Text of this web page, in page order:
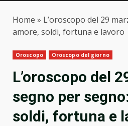
Home » L’oroscopo del 29
amore, soldi, fortuna e lavoro
Oroscopo Oroscopo del giorno
L’oroscopo del
segno per
soldi, fortuna e